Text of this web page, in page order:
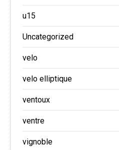
u15
Uncategorized
velo
velo elliptique
ventoux
ventre
vignoble